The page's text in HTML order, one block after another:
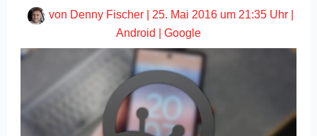
von Denny Fischer 25. Mai 2016 um 21:35 Uhr|
Android
Google